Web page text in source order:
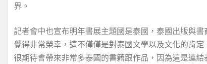
界。
記者會中也宣布明年書展主題國是泰國，泰國出版與
覺得非常榮幸，這不僅僅是對泰國文學以及文化的肯
很期待會帶來非常多泰國的書籍跟作品，因為這是連